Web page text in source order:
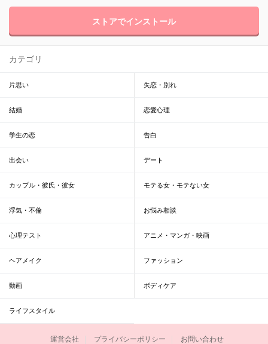
ストアでインストール
カテゴリ
片思い 失恋・別れ
結婚 恋愛心理
学生の恋 告白
出会い デート
カップル・彼氏・彼女 モテる女・モテない女
浮気・不倫 お悩み相談
心理テスト アニメ・マンガ・映画
ヘアメイク ファッション
動画 ボディケア
ライフスタイル
運営会社 プライバシーポリシー お問い合わせ